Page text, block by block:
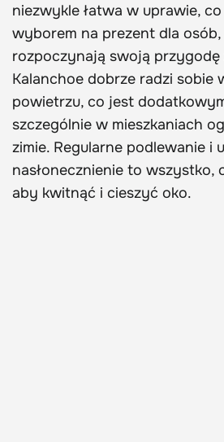
niezwykle łatwa w uprawie,
wyborem na prezent dla
rozpoczynają swoją przygodę
Kalanchoe dobrze radzi sobie
powietrzu, co jest
szczególnie w mieszkaniach
zimie. Regularne podlewanie i
nasłonecznienie to wszystko,
aby kwitnąć i cieszyć oko.